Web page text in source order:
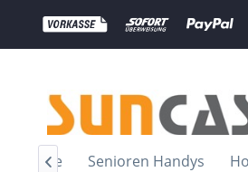
rephone Senioren Handys
